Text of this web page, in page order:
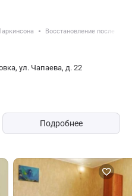
Восстановление после
ул. Чапаева, д. 22
Подробнее